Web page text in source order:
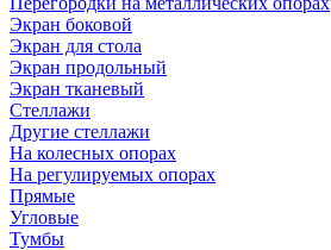
Экран боковой
Экран для стола
Экран продольный
Экран тканевый
Стеллажи
Другие стеллажи
На колесных опорах
На регулируемых опорах
Прямые
Угловые
Тумбы